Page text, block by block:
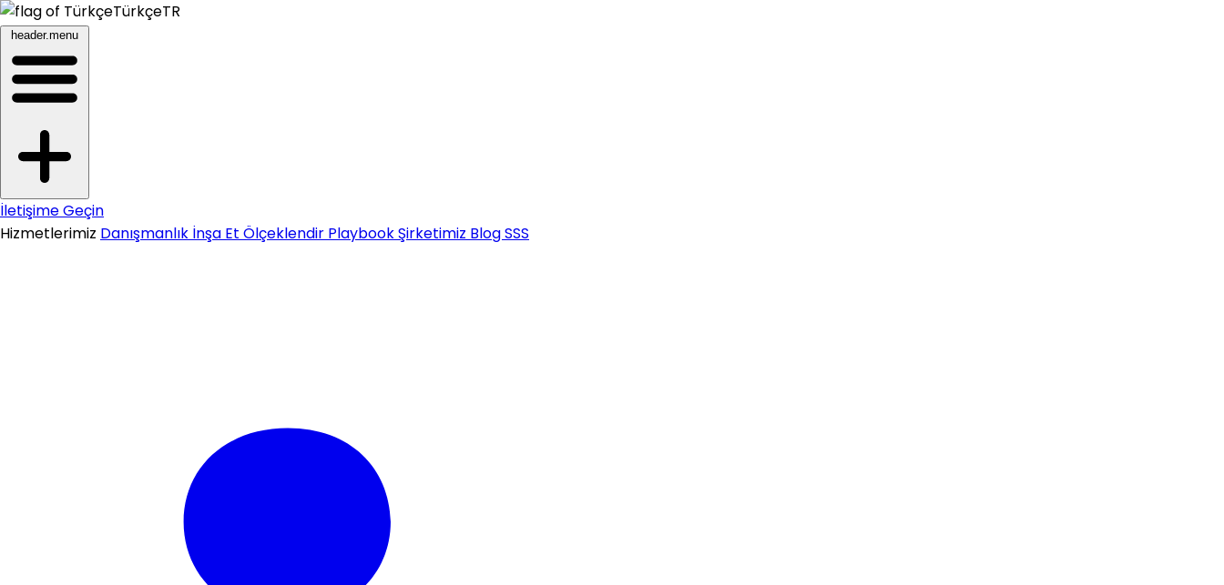
TürkçeTR
header.menu
İletişime Geçin
Hizmetlerimiz Danışmanlık İnşa Et Ölçeklendir PlaybookŞirketimiz BlogSSS